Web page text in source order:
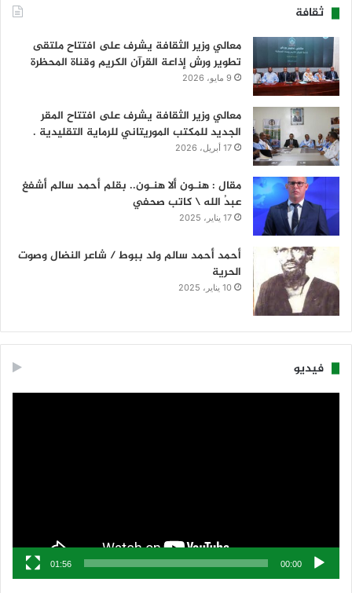
ثقافة
معالي وزير الثقافة يشرف على افتتاح ملتقى
تطوير ورش إذاعة القرآن الكريم وقناة المحظرة
9 مايو، 2026
معالي وزير الثقافة يشرف على افتتاح المقر
الجديد للمكتب الموريتاني للرماية التقليدية .
17 أبريل، 2026
مقال : هنـون ألا هنـون.. بقلم أحمد سالم أشفغ
عبدُ الله \ كاتب صحفي
17 يناير، 2025
أحمد أحمد سالم ولد ببوط / شاعر النضال وصوت
الحرية
10 يناير، 2025
فيديو
00:00
01:56